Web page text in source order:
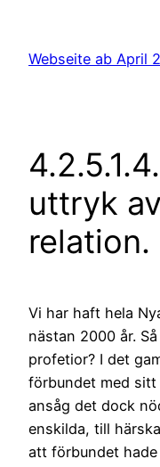
innehåll
Webseite ab April
uttryk
relation.
Vi har haft hela
nästan 2000 år.
profetior? I det
förbundet med sitt
ansåg det dock
enskilda, till
att förbundet